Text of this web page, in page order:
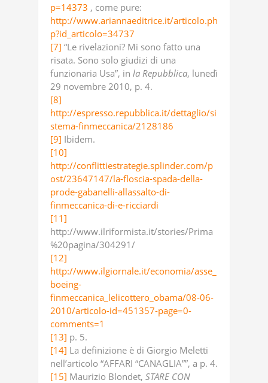
p=14373 , come pure:
http://www.ariannaeditrice.it/articolo.ph
p?id_articolo=34737
[7] “Le rivelazioni? Mi sono fatto una
risata. Sono solo giudizi di una
funzionaria Usa”, in la Repubblica, lunedì
29 novembre 2010, p. 4.
[8]
http://espresso.repubblica.it/dettaglio/si
stema-finmeccanica/2128186
[9] Ibidem.
[10]
http://conflittiestrategie.splinder.com/p
ost/23647147/la-floscia-spada-della-
prode-gabanelli-allassalto-di-
finmeccanica-di-e-ricciardi
[11]
http://www.ilriformista.it/stories/Prima
%20pagina/304291/
[12]
http://www.ilgiornale.it/economia/asse_
boeing-
finmeccanica_lelicottero_obama/08-06-
2010/articolo-id=451357-page=0-
comments=1
[13] p. 5.
[14] La definizione è di Giorgio Meletti
nell’articolo “AFFARI “CANAGLIA””, a p. 4.
[15] Maurizio Blondet, STARE CON